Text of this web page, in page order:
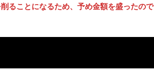
ることになるため、予め金額を盛ったので